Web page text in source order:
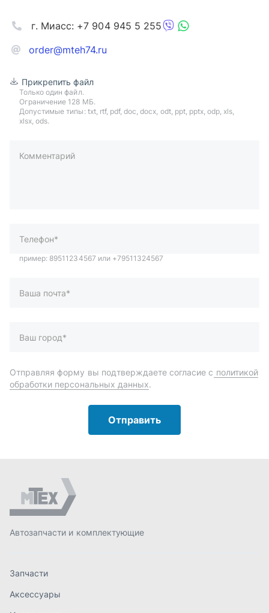
order@mteh74.ru
г. Миасс: +7 904 945 5 255
Прикрепить файл
Только один файл.
Ограничение 128 МБ.
Допустимые типы: txt, rtf, pdf, doc, docx, odt, ppt, pptx, odp, xls,
xlsx, ods.
Комментарий
пример: 89511234567 или +79511324567
Отправить
Автозапчасти и комплектующие
Масла и автохимия
Спецпредложения
Доставка и оплата
Контакты